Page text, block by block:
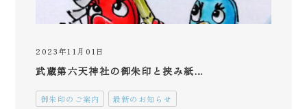
2023年11月01日
武蔵第六天神社の御朱印と挟み紙…
御朱印のご案内 最新のお知らせ